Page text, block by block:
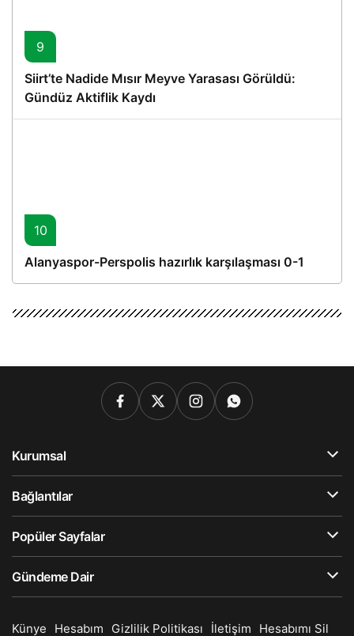
9
Siirt’te Nadide Mısır Meyve Yarasası Görüldü:
Gündüz Aktiflik Kaydı
10
Alanyaspor-Perspolis hazırlık karşılaşması 0-1
Kurumsal
Bağlantılar
Popüler Sayfalar
Gündeme Dair
Künye Hesabım Gizlilik Politikası İletişim
Hesabımı Sil